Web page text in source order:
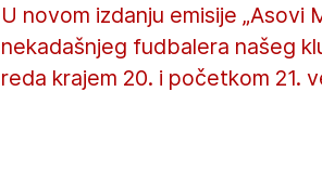
U novom izdanju emisije
nekadašnjeg fudbalera našeg
reda krajem 20. i početkom 21.